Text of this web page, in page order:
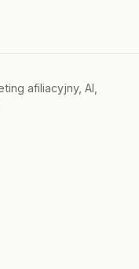
afiliacyjny, AI,